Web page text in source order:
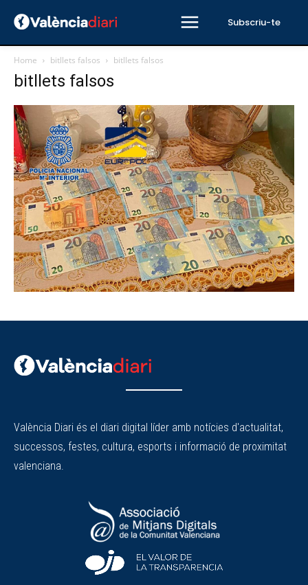
Subscriu-te
Home bitllets falsos bitllets falsos
bitllets falsos
València Diari és el diari digital líder amb notícies d'actualitat,
successos, festes, cultura, esports i informació de proximitat
valenciana.